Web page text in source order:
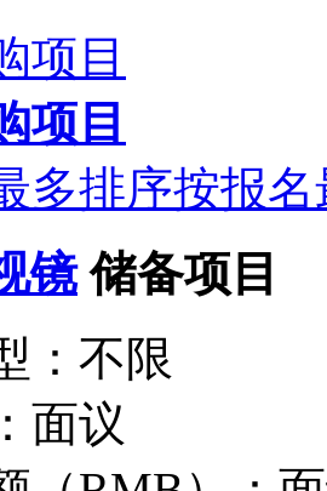
项目
项目
多排序按报
镜 储备项目
： 不限
面议